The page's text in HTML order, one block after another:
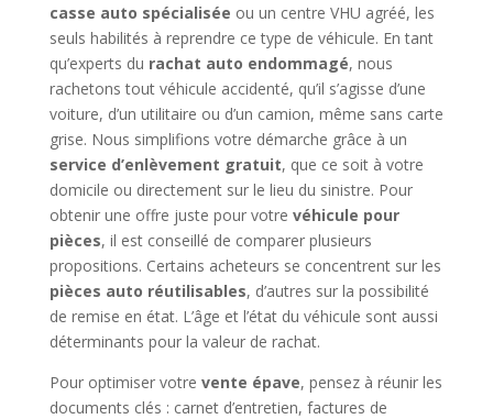
casse auto spécialisée ou un centre VHU agréé, les
seuls habilités à reprendre ce type de véhicule. En tant
qu’experts du rachat auto endommagé, nous
rachetons tout véhicule accidenté, qu’il s’agisse d’une
voiture, d’un utilitaire ou d’un camion, même sans carte
grise. Nous simplifions votre démarche grâce à un
service d’enlèvement gratuit, que ce soit à votre
domicile ou directement sur le lieu du sinistre. Pour
obtenir une offre juste pour votre véhicule pour
pièces, il est conseillé de comparer plusieurs
propositions. Certains acheteurs se concentrent sur les
pièces auto réutilisables, d’autres sur la possibilité
de remise en état. L’âge et l’état du véhicule sont aussi
déterminants pour la valeur de rachat.
Pour optimiser votre vente épave, pensez à réunir les
documents clés : carnet d’entretien, factures de